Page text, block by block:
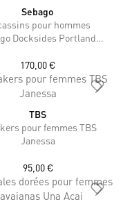
Sebago
pour hommes
Docksides Portland
170,00 €
TBS
pour femmes TBS
Janessa
95,00 €